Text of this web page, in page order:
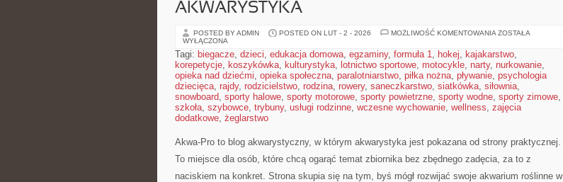
AKWARYSTYKA
POSTED BY ADMIN POSTED ON LUT - 2 - 2026 MOŻLIWOŚĆ KOMENTOWANIA AKWARYSTYKA
ZOSTAŁA
WYŁĄCZONA
Tagi: biegacze, dzieci, edukacja domowa, egzaminy, formuła 1, hokej, kajakarstwo,
korepetycje, koszykówka, kulturystyka, lotnictwo sportowe, motocykle, narty, nurkowanie,
opieka nad dziećmi, opieka społeczna, paralotniarstwo, piłka nożna, pływanie, psychologia
dziecięca, rajdy, rodzicielstwo, rodzina, rowery, saneczkarstwo, siatkówka, siłownia,
snowboard, sporty halowe, sporty motorowe, sporty powietrzne, sporty wodne, sporty zimowe,
szkoła, szybowce, trybuny, usługi rodzinne, wczesne wychowanie, wellness, zajęcia
dodatkowe, żeglarstwo
Akwa-Pro to blog akwarystyczny, w którym akwarystyka jest pokazana od strony praktycznej.
To miejsce dla osób, które chcą ogarąć temat zbiornika bez zbędnego zadęcia, za to z
naciskiem na konkret. Strona skupia się na tym, byś mógł rozwijać swoje akwarium roślinne w